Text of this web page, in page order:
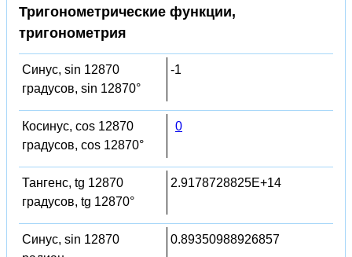
Тригонометрические функции,
тригонометрия
Синус, sin 12870
градусов, sin 12870°
-1
Косинус, cos 12870
градусов, cos 12870°
0
Тангенс, tg 12870
градусов, tg 12870°
2.9178728825E+14
Синус, sin 12870
0.89350988926857